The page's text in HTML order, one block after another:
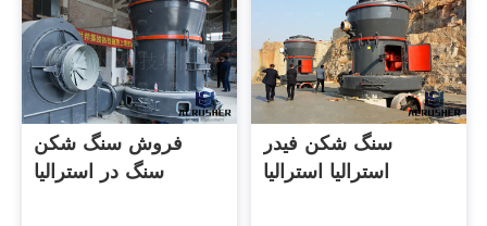
فروش سنگ شکن
سنگ در استرالیا
سنگ شکن فیدر
استرالیا استرالیا